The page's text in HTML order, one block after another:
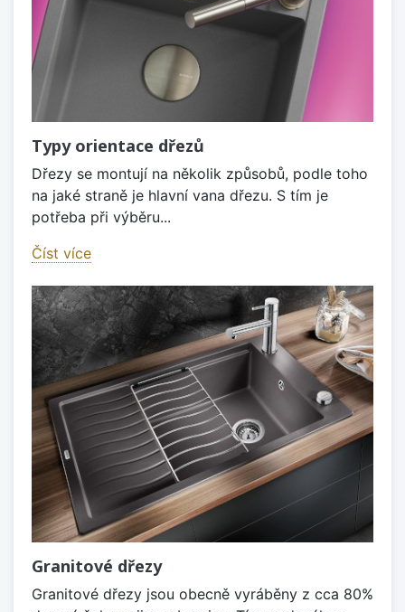
Typy orientace dřezů
Dřezy se montují na několik způsobů, podle toho
na jaké straně je hlavní vana dřezu. S tím je
potřeba při výběru...
Číst více
Granitové dřezy
Granitové dřezy jsou obecně vyráběny z cca 80%